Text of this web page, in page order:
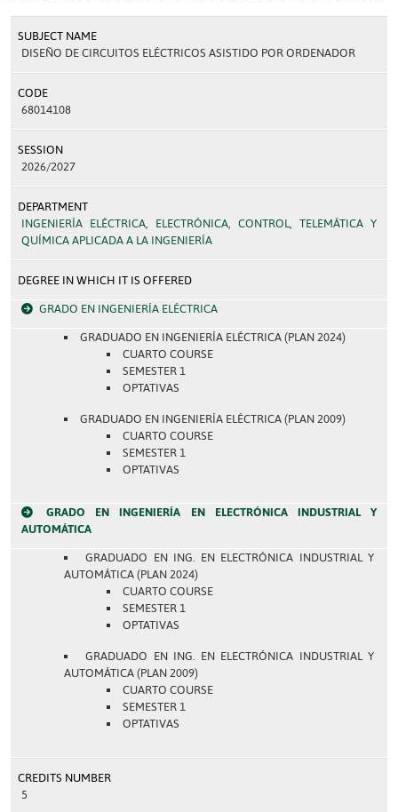
SUBJECT NAME
DISEÑO DE CIRCUITOS ELÉCTRICOS ASISTIDO POR ORDENADOR
CODE
68014108
SESSION
2026/2027
DEPARTMENT
INGENIERÍA ELÉCTRICA, ELECTRÓNICA, CONTROL, TELEMÁTICA Y
QUÍMICA APLICADA A LA INGENIERÍA
DEGREE IN WHICH IT IS OFFERED
GRADO EN INGENIERÍA ELÉCTRICA
GRADUADO EN INGENIERÍA ELÉCTRICA (PLAN 2024)
CUARTO COURSE
SEMESTER 1
OPTATIVAS
GRADUADO EN INGENIERÍA ELÉCTRICA (PLAN 2009)
CUARTO COURSE
SEMESTER 1
OPTATIVAS
GRADO EN INGENIERÍA EN ELECTRÓNICA INDUSTRIAL Y
AUTOMÁTICA
GRADUADO EN ING. EN ELECTRÓNICA INDUSTRIAL Y
AUTOMÁTICA (PLAN 2024)
CUARTO COURSE
SEMESTER 1
OPTATIVAS
GRADUADO EN ING. EN ELECTRÓNICA INDUSTRIAL Y
AUTOMÁTICA (PLAN 2009)
CUARTO COURSE
SEMESTER 1
OPTATIVAS
CREDITS NUMBER
5